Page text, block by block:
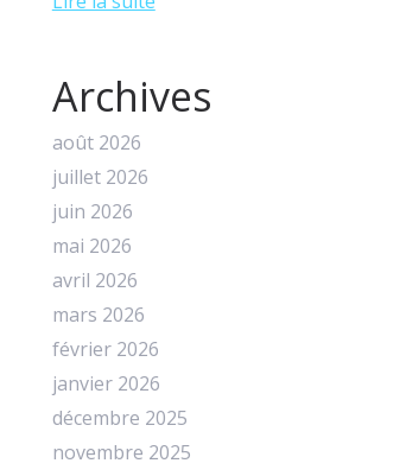
Archives
août 2026
juillet 2026
juin 2026
mai 2026
avril 2026
mars 2026
février 2026
janvier 2026
décembre 2025
novembre 2025